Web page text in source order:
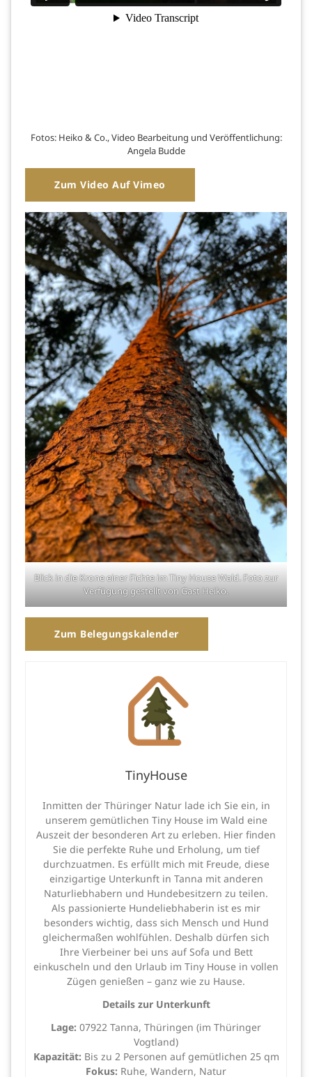
Fotos: Heiko & Co., Video Bearbeitung und Veröffentlichung:
Angela Budde
Zum Video Auf Vimeo
Blick in die Krone einer Fichte im Tiny House Wald. Foto zur
Verfügung gestellt von Gast Heiko.
Zum Belegungskalender
TinyHouse
Inmitten der Thüringer Natur lade ich Sie ein, in
unserem gemütlichen Tiny House im Wald eine
Auszeit der besonderen Art zu erleben. Hier finden
Sie die perfekte Ruhe und Erholung, um tief
durchzuatmen. Es erfüllt mich mit Freude, diese
einzigartige Unterkunft in Tanna mit anderen
Naturliebhabern und Hundebesitzern zu teilen.
Als passionierte Hundeliebhaberin ist es mir
besonders wichtig, dass sich Mensch und Hund
gleichermaßen wohlfühlen. Deshalb dürfen sich
Ihre Vierbeiner bei uns auf Sofa und Bett
einkuscheln und den Urlaub im Tiny House in vollen
Zügen genießen – ganz wie zu Hause.
Details zur Unterkunft
Lage: 07922 Tanna, Thüringen (im Thüringer
Vogtland)
Kapazität: Bis zu 2 Personen auf gemütlichen 25 qm
Fokus: Ruhe, Wandern, Natur